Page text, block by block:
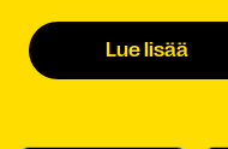
Lue lisää